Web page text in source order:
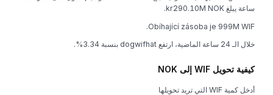
ساعة يبلغ kr290.10M NOK.
Obíhající zásoba je 999M WIF.
خلال الـ 24 ساعة الماضية، ارتفع dogwifhat بنسبة 3.34%.
كيفية تحويل WIF إلى NOK
أدخل كمية WIF التي تريد تحويلها